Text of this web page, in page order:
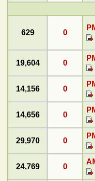
0
629
0
19,604
0
14,156
0
14,656
0
29,970
0
24,769